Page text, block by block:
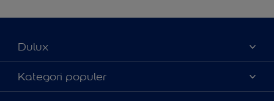
Dulux
Tentang Kami
Contact us
Kategori populer